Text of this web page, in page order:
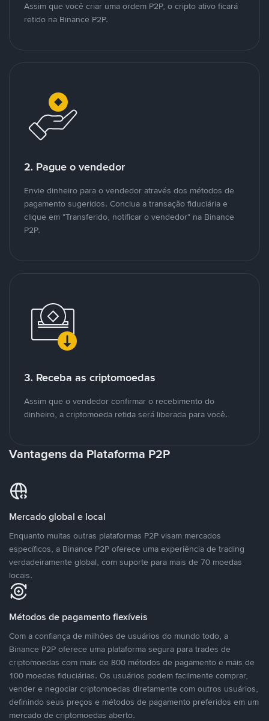
Assim que você criar uma ordem P2P, o cripto ativo ficará
retido na Binance P2P.
2. Pague o vendedor
Envie dinheiro para o vendedor através dos métodos de
pagamento sugeridos. Conclua a transação fiduciária e
clique em "Transferido, notificar o vendedor" na Binance
P2P.
3. Receba as criptomoedas
Assim que o vendedor confirmar o recebimento do
dinheiro, a criptomoeda retida será liberada para você.
Vantagens da Plataforma P2P
Mercado global e local
Enquanto muitas outras plataformas P2P visam mercados
específicos, a Binance P2P oferece uma experiência de trading
verdadeiramente global, com suporte para mais de 70 moedas
locais.
Métodos de pagamento flexíveis
Com a confiança de milhões de usuários do mundo todo, a
Binance P2P oferece uma plataforma segura para trades de
criptomoedas com mais de 800 métodos de pagamento e mais de
100 moedas fiduciárias. Os usuários podem facilmente comprar,
vender e negociar criptomoedas diretamente com outros usuários,
definindo seus preços e métodos de pagamento preferidos em um
mercado de criptomoedas aberto.